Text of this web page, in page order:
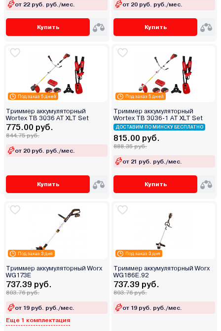
от 22 руб. руб./мес.
Купить
от 20 руб. руб./мес.
Купить
Под заказ 5 дней
Триммер аккумуляторный
Wortex TB 3036 AT XLT Set
775.00 руб.
844.75 руб.
от 20 руб. руб./мес.
Купить
Под заказ 5 дней
Триммер аккумуляторный
Wortex TB 3036-1 AT XLT Set
ДОСТАВИМ ПО МИНСКУ БЕСПЛАТНО
815.00 руб.
888.35 руб.
от 21 руб. руб./мес.
Купить
Под заказ 3 дня
Триммер аккумуляторный Worx
WG173E
737.39 руб.
803.76 руб.
от 19 руб. руб./мес.
Еще 1 комплектация
Под заказ 3 дня
Триммер аккумуляторный Worx
WG186E.92
737.39 руб.
803.76 руб.
от 19 руб. руб./мес.